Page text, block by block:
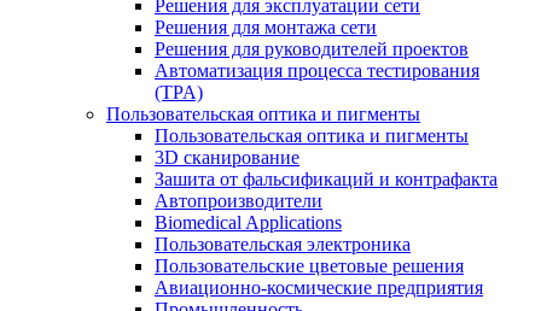
Решения для эксплуатации сети
Решения для монтажа сети
Решения для руководителей проектов
Автоматизация процесса тестирования
(TPA)
Пользовательская оптика и пигменты
Пользовательская оптика и пигменты
3D сканирование
Зашита от фальсификаций и контрафакта
Автопроизводители
Biomedical Applications
Пользовательская электроника
Пользовательские цветовые решения
Авиационно-космические предприятия